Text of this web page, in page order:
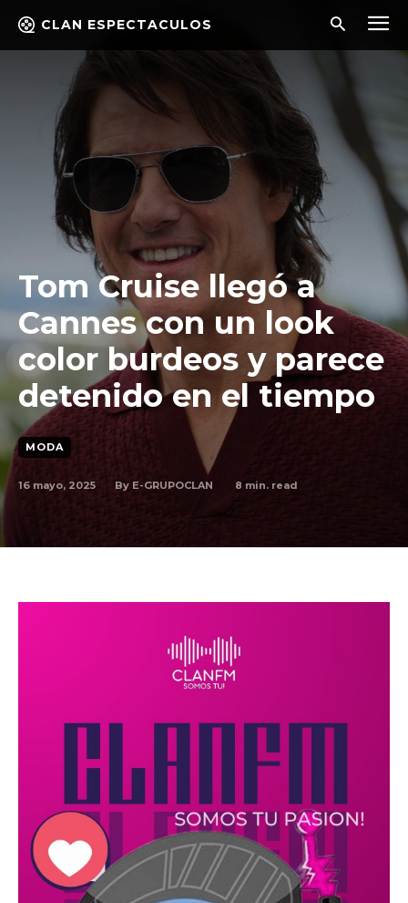
CLAN ESPECTACULOS
Tom Cruise llegó a
Cannes con un look
color burdeos y parece
detenido en el tiempo
MODA
16 mayo, 2025 By E-GRUPOCLAN 8 min. read